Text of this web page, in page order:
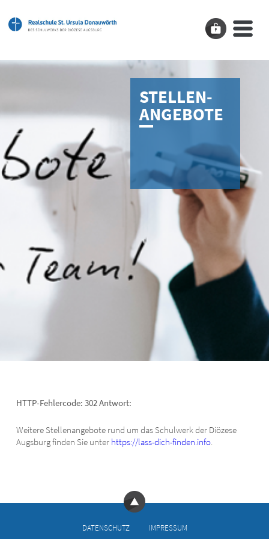
STELLEN­
ANGEBOTE
HTTP-Fehlercode: 302 Antwort:
Weitere Stellenangebote rund um das Schulwerk der Diözese
Augsburg finden Sie unter https://lass-dich-finden.info.
DATEN­SCHUTZ IM­PRES­SUM